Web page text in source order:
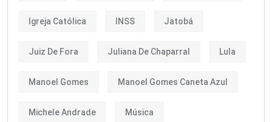
Igreja Católica INSS Jatobá
Juiz De Fora Juliana De Chaparral Lula
Manoel Gomes Manoel Gomes Caneta Azul
Michele Andrade Música